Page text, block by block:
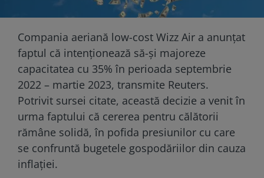
Compania aeriană low-cost Wizz Air a anunțat
faptul că intenţionează să-şi majoreze
capacitatea cu 35% în perioada septembrie
2022 – martie 2023, transmite Reuters.
Potrivit sursei citate, această decizie a venit în
urma faptului că cererea pentru călătorii
rămâne solidă, în pofida presiunilor cu care
se confruntă bugetele gospodăriilor din cauza
inflaţiei.